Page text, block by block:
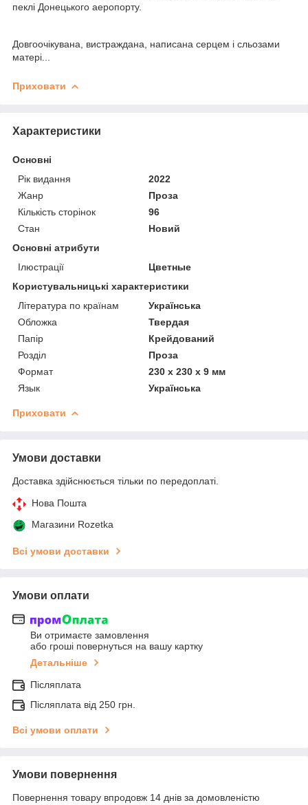
пеклі Донецького аеропорту.
Довгоочікувана, вистраждана, написана серцем і сльозами
матері...
Приховати
Характеристики
Основні
Рік видання
2022
Жанр
Проза
Кількість сторінок
96
Стан
Новий
Основні атрибути
Ілюстрації
Цветные
Користувальницькі характеристики
Література по країнам
Українська
Обложка
Твердая
Папір
Крейдований
Розділ
Проза
Формат
230 х 230 х 9 мм
Язык
Українська
Приховати
Умови доставки
Доставка здійснюється тільки по передоплаті.
Нова Пошта
Магазини Rozetka
Всі умови доставки
Умови оплати
Ви отримаєте замовлення
або гроші повернуться на вашу картку
Детальніше
Післяплата
Післяплата від 250 грн.
Всі умови оплати
Умови повернення
Повернення товару впродовж 14 днів за домовленістю